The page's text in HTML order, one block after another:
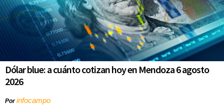
Dólar blue: a cuánto cotizan hoy en Mendoza 6 agosto
2026
Porinfocampo